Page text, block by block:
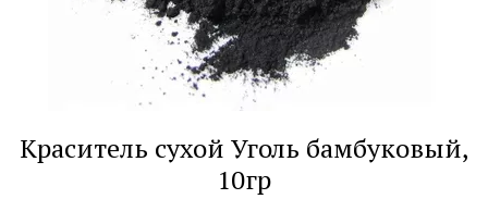
Краситель сухой Уголь бамбуковый,
10гр